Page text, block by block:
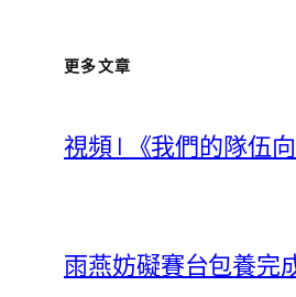
更多文章
視頻 | 《我們的隊伍
雨燕妨礙賽台包養完